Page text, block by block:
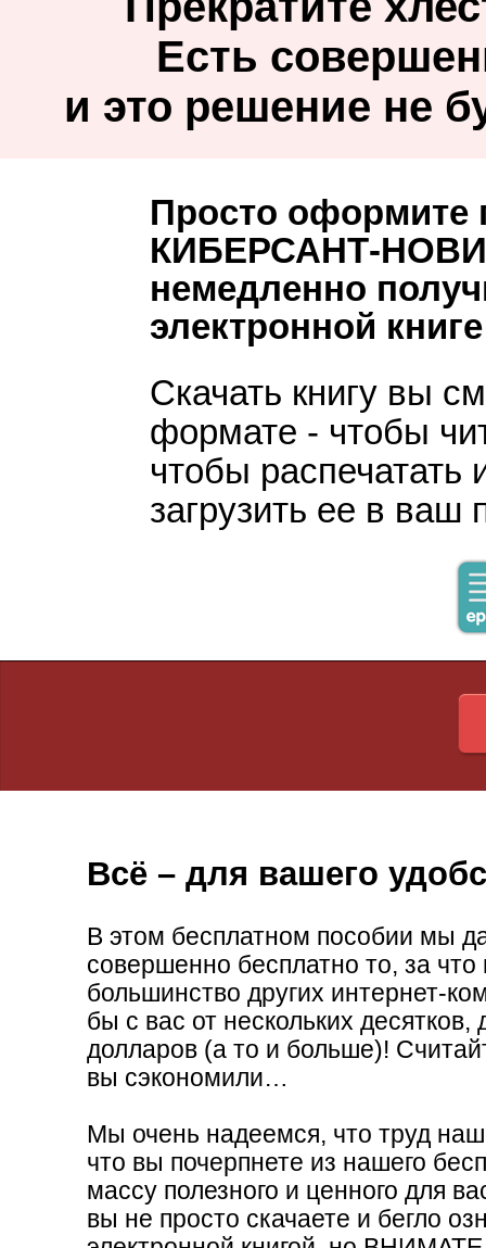
Есть
и это решение не
Просто оформите
КИБЕРСАНТ-
немедленно
электронной
Скачать книгу вы
формате - чтобы
чтобы распечатать
загрузить ее в
Всё – для вашего
В этом бесплатном пособии мы
совершенно бесплатно то, за
большинство других интернет-
бы с вас от нескольких десятков,
долларов (а то и больше)!
вы сэкономили…
Мы очень надеемся, что труд
что вы почерпнете из нашего
массу полезного и ценного для
вы не просто скачаете и бегло
Людмила Владиславовна Рудакова
Ростов-на-Дону (Россия)
мой взгляд, курс
Очень интересно!!!
Уже давно ждал чего-
осуществлении моей
пирамиды, выкидывал
базовый курс, по
что же тогда
обучения? Всё очень
меня, например,
инструменты - мне
самое главное - это
хоть какую то
«Никакой "воды",
рассуждений об
общеизвестных
Мне довелось уже
интернет, причем не
уверенностью сказать:
отличается от других
информации. Никакой